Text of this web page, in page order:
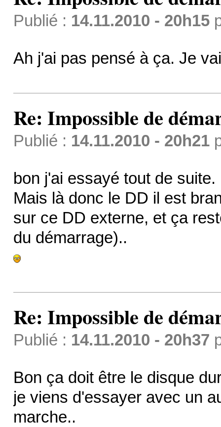
Publié : 14.11.2010 - 20h15
Ah j'ai pas pensé à ça. Je
Re: Impossible de
Publié : 14.11.2010 - 20h21
bon j'ai essayé tout de suite.
Mais là donc le DD il est
sur ce DD externe, et ça
du démarrage)..
Re: Impossible de
Publié : 14.11.2010 - 20h37
Bon ça doit être le disque
je viens d'essayer avec un
marche..